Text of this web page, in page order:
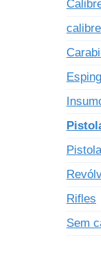
Rifles
Sem